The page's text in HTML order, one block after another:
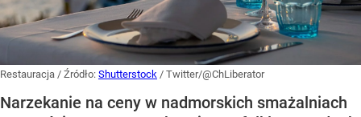
Restauracja / Źródło: Shutterstock / Twitter/@ChLiberator
Narzekanie na ceny w nadmorskich smażalniach